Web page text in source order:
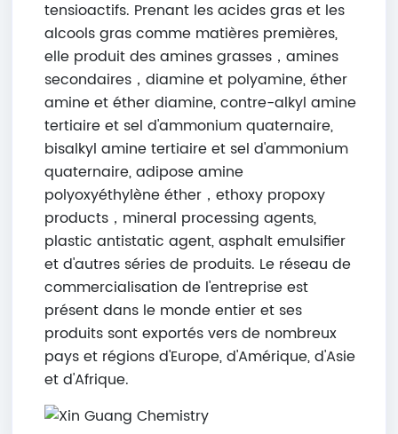
tensioactifs. Prenant les acides gras et les
alcools gras comme matières premières,
elle produit des amines grasses，amines
secondaires，diamine et polyamine, éther
amine et éther diamine, contre-alkyl amine
tertiaire et sel d'ammonium quaternaire,
bisalkyl amine tertiaire et sel d'ammonium
quaternaire, adipose amine
polyoxyéthylène éther，ethoxy propoxy
products，mineral processing agents,
plastic antistatic agent, asphalt emulsifier
et d'autres séries de produits. Le réseau de
commercialisation de l'entreprise est
présent dans le monde entier et ses
produits sont exportés vers de nombreux
pays et régions d'Europe, d'Amérique, d'Asie
et d'Afrique.